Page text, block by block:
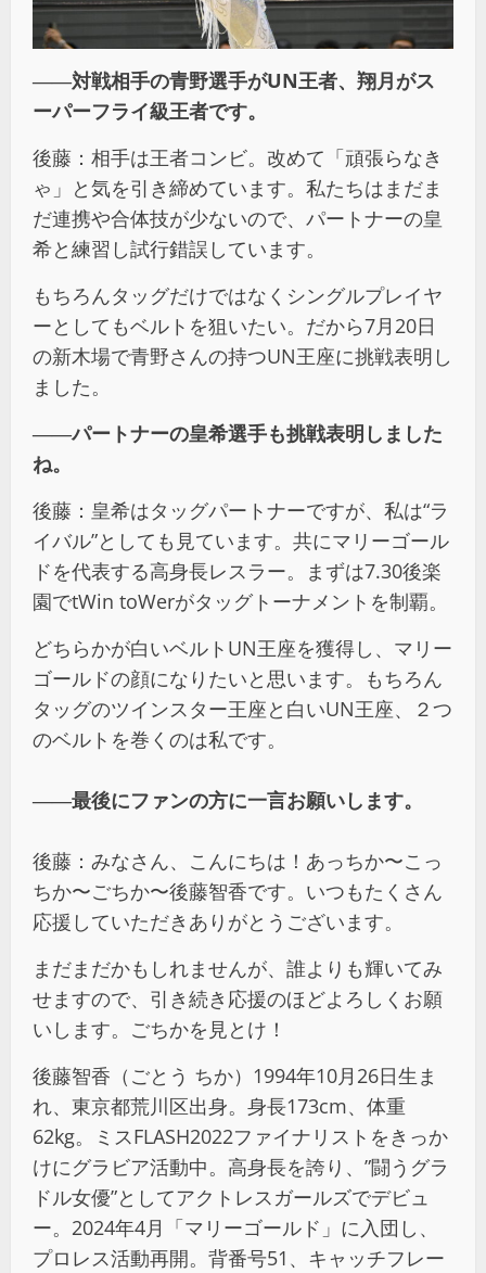
――対戦相手の青野選手がUN王者、翔月がス
ーパーフライ級王者です。
後藤：相手は王者コンビ。改めて「頑張らなき
ゃ」と気を引き締めています。私たちはまだま
だ連携や合体技が少ないので、パートナーの皇
希と練習し試行錯誤しています。
もちろんタッグだけではなくシングルプレイヤ
ーとしてもベルトを狙いたい。だから7月20日
の新木場で青野さんの持つUN王座に挑戦表明し
ました。
――パートナーの皇希選手も挑戦表明しました
ね。
後藤：皇希はタッグパートナーですが、私は“ラ
イバル”としても見ています。共にマリーゴール
ドを代表する高身長レスラー。まずは7.30後楽
園でtWin toWerがタッグトーナメントを制覇。
どちらかが白いベルトUN王座を獲得し、マリー
ゴールドの顔になりたいと思います。もちろん
タッグのツインスター王座と白いUN王座、２つ
のベルトを巻くのは私です。
――最後にファンの方に一言お願いします。
後藤：みなさん、こんにちは！あっちか〜こっ
ちか〜ごちか〜後藤智香です。いつもたくさん
応援していただきありがとうございます。
まだまだかもしれませんが、誰よりも輝いてみ
せますので、引き続き応援のほどよろしくお願
いします。ごちかを見とけ！
後藤智香（ごとう ちか）1994年10月26日生ま
れ、東京都荒川区出身。身長173cm、体重
62kg。ミスFLASH2022ファイナリストをきっか
けにグラビア活動中。高身長を誇り、”闘うグラ
ドル女優”としてアクトレスガールズでデビュ
ー。2024年4月「マリーゴールド」に入団し、
プロレス活動再開。背番号51、キャッチフレー